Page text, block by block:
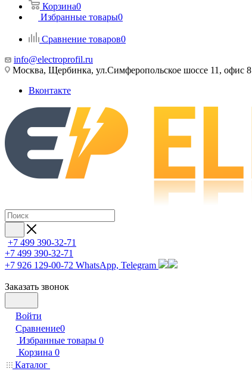
Корзина0
Избранные товары0
Сравнение товаров0
info@electroprofil.ru
Москва, Щербинка, ул.Симферопольское шоссе 11, офис 8
Вконтакте
+7 499 390-32-71
+7 499 390-32-71
+7 926 129-00-72 WhatsApp, Telegram
Заказать звонок
Войти
Сравнение0
Избранные товары 0
Корзина 0
Каталог